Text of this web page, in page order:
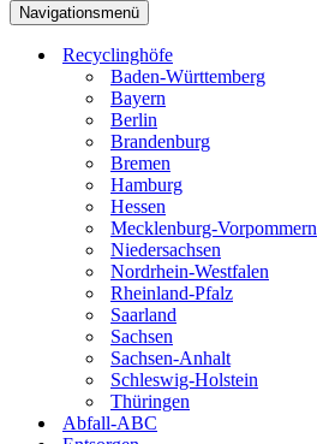
Navigationsmenü
Recyclinghöfe
Baden-Württemberg
Bayern
Berlin
Brandenburg
Bremen
Hamburg
Hessen
Mecklenburg-Vorpommern
Niedersachsen
Nordrhein-Westfalen
Rheinland-Pfalz
Saarland
Sachsen
Sachsen-Anhalt
Schleswig-Holstein
Thüringen
Abfall-ABC